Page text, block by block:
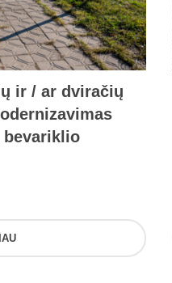
ir / ar dviračių
bevariklio